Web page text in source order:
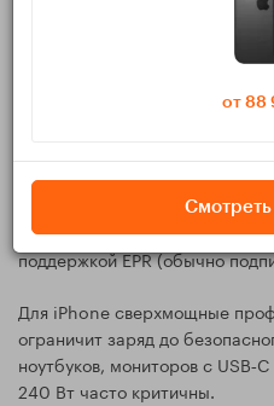
USB‑C. Устройства
PD 3.0 покрывает до 20 В ×
(например 48 В × 5 А).
Для профилей свыше 100 Вт
поддержкой EPR (обычно
Для iPhone сверхмощные
ограничит заряд до
ноутбуков, мониторов с
240 Вт часто критичны.
от 88